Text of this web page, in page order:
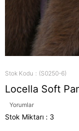
Stok Kodu (S0250-6)
Locella Soft
Yorumlar
Stok Miktarı : 3